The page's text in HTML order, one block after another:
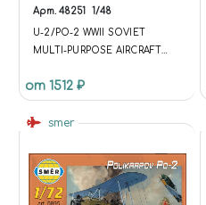
Арт. 48251 1/48
U-2/PO-2 WWII SOVIET
MULTI-PURPOSE AIRCRAFT
МНОГОЦЕЛЕВОЙ САМОЛЕТ,
2МВ)
от 1512 ₽
smer